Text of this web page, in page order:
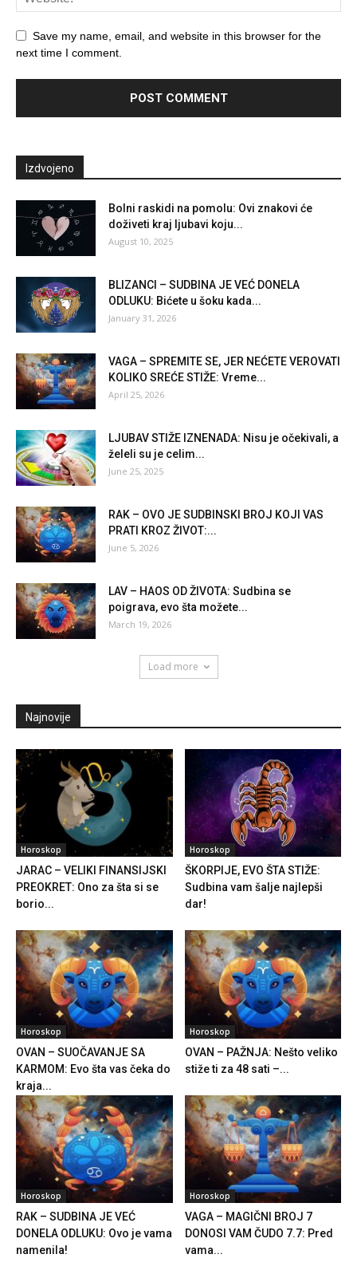
Save my name, email, and website in this browser for the
next time I comment.
Izdvojeno
Bolni raskidi na pomolu: Ovi znakovi će
doživeti kraj ljubavi koju...
August 10, 2025
BLIZANCI – SUDBINA JE VEĆ DONELA
ODLUKU: Bićete u šoku kada...
January 31, 2026
VAGA – SPREMITE SE, JER NEĆETE VEROVATI
KOLIKO SREĆE STIŽE: Vreme...
April 25, 2026
LJUBAV STIŽE IZNENADA: Nisu je očekivali, a
želeli su je celim...
June 25, 2025
RAK – OVO JE SUDBINSKI BROJ KOJI VAS
PRATI KROZ ŽIVOT:...
June 5, 2026
LAV – HAOS OD ŽIVOTA: Sudbina se
poigrava, evo šta možete...
March 19, 2026
Load more
Najnovije
Horoskop
JARAC – VELIKI FINANSIJSKI
PREOKRET: Ono za šta si se
borio...
Horoskop
ŠKORPIJE, EVO ŠTA STIŽE:
Sudbina vam šalje najlepši
dar!
Horoskop
OVAN – SUOČAVANJE SA
KARMOM: Evo šta vas čeka do
kraja...
Horoskop
OVAN – PAŽNJA: Nešto veliko
stiže ti za 48 sati –...
Horoskop
RAK – SUDBINA JE VEĆ
DONELA ODLUKU: Ovo je vama
namenila!
Horoskop
VAGA – MAGIČNI BROJ 7
DONOSI VAM ČUDO 7.7: Pred
vama...